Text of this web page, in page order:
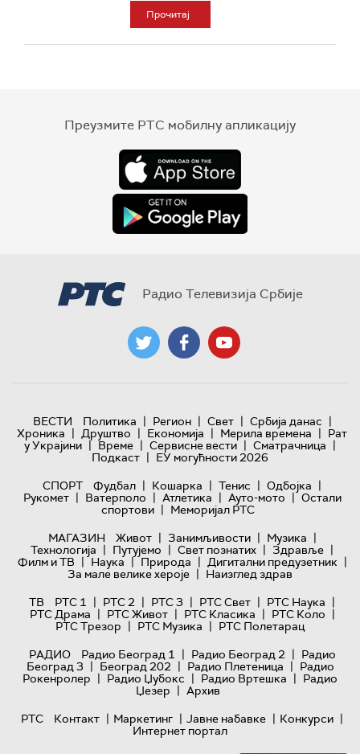
Прочитај
Преузмите РТС мобилну апликацију
Радио Телевизија Србије
ВЕСТИ Политика | Регион | Свет | Србија данас |
Хроника | Друштво | Економија | Мерила времена | Рат
у Украјини | Време | Сервисне вести | Сматрачница |
Подкаст | ЕУ могућности 2026
СПОРТ
Фудбал | Кошарка | Тенис | Одбојка |
Рукомет | Ватерполо | Атлетика | Ауто-мото | Остали
спортови | Меморијал РТС
МАГАЗИН
Живот | Занимљивости | Музика |
Технологијa | Путујемо | Свет познатих | Здравље |
Филм и ТВ | Наука | Природа | Дигитални предузетник |
За мале велике хероје | Наизглед здрав
ТВ
РТС 1 | РТС 2 | РТС 3 | РТС Свет | РТС Наука |
РТС Драма | РТС Живот | РТС Класика | РТС Коло |
РТС Трезор | РТС Музика | РТС Полетарац
РАДИО
Радио Београд 1 | Радио Београд 2 | Радио
Београд 3 | Београд 202 | Радио Плетеница | Радио
Рокенролер | Радио Џубокс | Радио Вртешка | Радио
Џезер | Архив
РТС
Контакт | Маркетинг | Јавне набавке | Конкурси |
Интернет портал